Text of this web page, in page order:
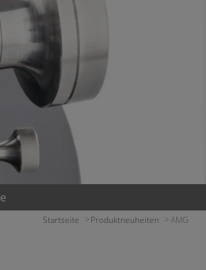
Startseite Produktneuheiten AMG